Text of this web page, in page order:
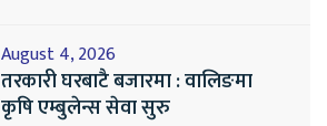
August 4, 2026
तरकारी घरबाटै बजारमा : वालिङमा
कृषि एम्बुलेन्स सेवा सुरु